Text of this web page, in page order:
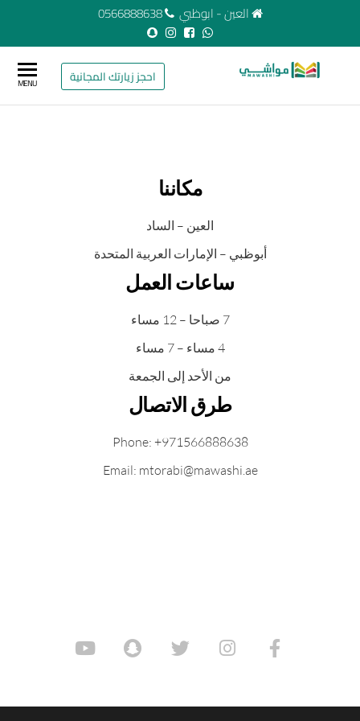
العين - ابوظبي 0566888638
مواشي
لإدارة
المزراع
مزارع
"البوش"
احجز زيارتك المجانية MENU
مكاننا
العين – الساد
أبوظبي – الإمارات العربية المتحدة
ساعات العمل
7 صباحا – 12 مساء
4 مساء – 7 مساء
من الأحد إلى الجمعة
طرق الاتصال
Phone: +971566888638
Email: mtorabi@mawashi.ae